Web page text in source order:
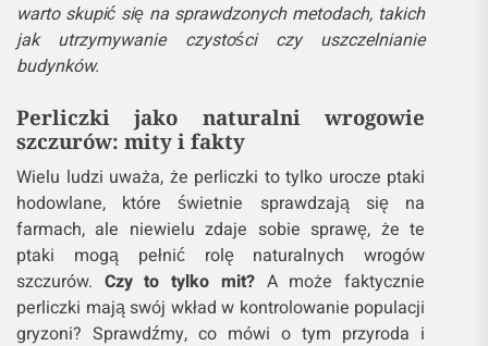
warto skupić się na sprawdzonych metodach, takich
jak utrzymywanie czystości czy uszczelnianie
budynków.
Perliczki jako naturalni wrogowie
szczurów: mity i fakty
Wielu ludzi uważa, że perliczki to tylko urocze ptaki
hodowlane, które świetnie sprawdzają się na
farmach, ale niewielu zdaje sobie sprawę, że te
ptaki mogą pełnić rolę naturalnych wrogów
szczurów. Czy to tylko mit?A może faktycznie
perliczki mają swój wkład w kontrolowanie populacji
gryzoni? Sprawdźmy, co mówi o tym przyroda i